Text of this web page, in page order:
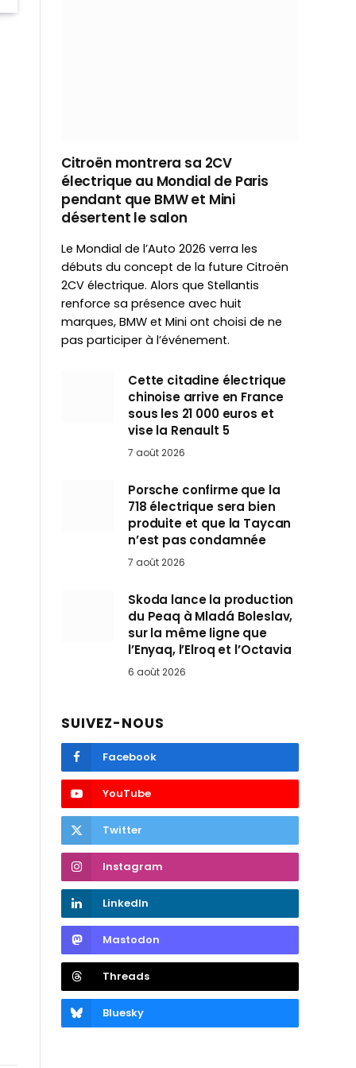
Citroën montrera sa 2CV
électrique au Mondial de Paris
pendant que BMW et Mini
désertent le salon
Le Mondial de l’Auto 2026 verra les
débuts du concept de la future Citroën
2CV électrique. Alors que Stellantis
renforce sa présence avec huit
marques, BMW et Mini ont choisi de ne
pas participer à l’événement.
Cette citadine électrique
chinoise arrive en France
sous les 21 000 euros et
vise la Renault 5
7 août 2026
Porsche confirme que la
718 électrique sera bien
produite et que la Taycan
n’est pas condamnée
7 août 2026
Skoda lance la production
du Peaq à Mladá Boleslav,
sur la même ligne que
l’Enyaq, l’Elroq et l’Octavia
6 août 2026
SUIVEZ-NOUS
Facebook
YouTube
Twitter
Instagram
LinkedIn
Mastodon
Threads
Bluesky